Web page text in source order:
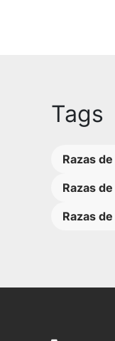
Tags
Razas
Razas
Razas